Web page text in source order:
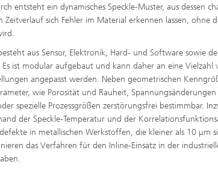
entsteht ein dynamisches Speckle-Muster, aus dessen
Zeitverlauf sich Fehler im Material erkennen lassen, ohne
aus Sensor, Elektronik, Hard- und Software sowie
ist modular aufgebaut und kann daher an eine Vielzahl
angepasst werden. Neben geometrischen
wie Porosität und Rauheit,
spezielle Prozessgrößen zerstörungsfrei bestimmbar.
der Speckle-Temperatur und der
in metallischen Werkstoffen, die kleiner als 10 µm
das Verfahren für den Inline-Einsatz in der